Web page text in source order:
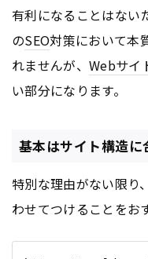
有利になることはない
のSEO対策において本
れませんが、 Webサイ
い部分になります。
基本はサイト構造に
特別な理由がない限り
わせてつけることをお